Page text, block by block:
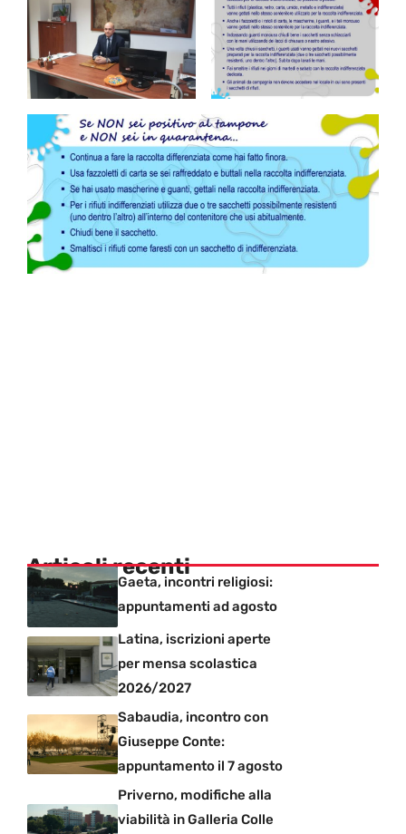
Articoli recenti
Gaeta, incontri religiosi:
appuntamenti ad agosto
Latina, iscrizioni aperte
per mensa scolastica
2026/2027
Sabaudia, incontro con
Giuseppe Conte:
appuntamento il 7 agosto
Priverno, modifiche alla
viabilità in Galleria Colle